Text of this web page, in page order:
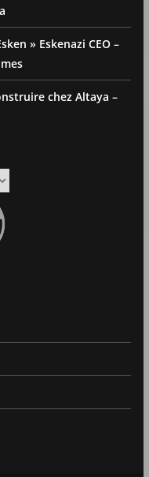
» Eskenazi CEO –
chez Altaya –